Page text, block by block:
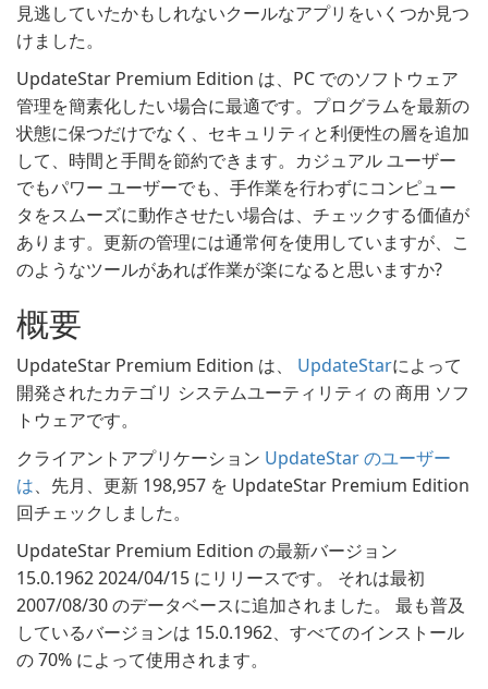
見逃していたかもしれないクールなアプリをいくつか見つ
けました。
UpdateStar Premium Edition は、PC でのソフトウェア
管理を簡素化したい場合に最適です。プログラムを最新の
状態に保つだけでなく、セキュリティと利便性の層を追加
して、時間と手間を節約できます。カジュアル ユーザー
でもパワー ユーザーでも、手作業を行わずにコンピュー
タをスムーズに動作させたい場合は、チェックする価値が
あります。更新の管理には通常何を使用していますが、こ
のようなツールがあれば作業が楽になると思いますか?
概要
UpdateStar Premium Edition は、 UpdateStarによって
開発されたカテゴリ システムユーティリティ の 商用 ソフ
トウェアです。
クライアントアプリケーション UpdateStar のユーザー
は、先月、更新 198,957 を UpdateStar Premium Edition
回チェックしました。
UpdateStar Premium Edition の最新バージョン
15.0.1962 2024/04/15 にリリースです。 それは最初
2007/08/30 のデータベースに追加されました。 最も普及
しているバージョンは 15.0.1962、すべてのインストール
の 70% によって使用されます。